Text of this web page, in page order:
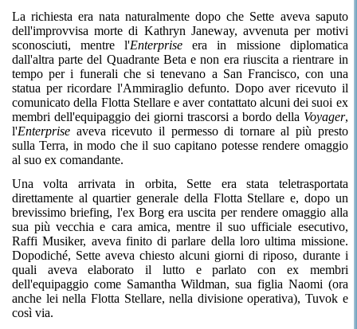
La richiesta era nata naturalmente dopo che Sette aveva saputo
dell'improvvisa morte di Kathryn Janeway, avvenuta per motivi
sconosciuti, mentre l'Enterprise era in missione diplomatica
dall'altra parte del Quadrante Beta e non era riuscita a rientrare in
tempo per i funerali che si tenevano a San Francisco, con una
statua per ricordare l'Ammiraglio defunto. Dopo aver ricevuto il
comunicato della Flotta Stellare e aver contattato alcuni dei suoi ex
membri dell'equipaggio dei giorni trascorsi a bordo della Voyager,
l'Enterprise aveva ricevuto il permesso di tornare al più presto
sulla Terra, in modo che il suo capitano potesse rendere omaggio
al suo ex comandante.
Una volta arrivata in orbita, Sette era stata teletrasportata
direttamente al quartier generale della Flotta Stellare e, dopo un
brevissimo briefing, l'ex Borg era uscita per rendere omaggio alla
sua più vecchia e cara amica, mentre il suo ufficiale esecutivo,
Raffi Musiker, aveva finito di parlare della loro ultima missione.
Dopodiché, Sette aveva chiesto alcuni giorni di riposo, durante i
quali aveva elaborato il lutto e parlato con ex membri
dell'equipaggio come Samantha Wildman, sua figlia Naomi (ora
anche lei nella Flotta Stellare, nella divisione operativa), Tuvok e
così via.